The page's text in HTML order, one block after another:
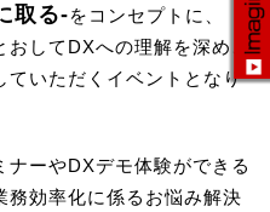
取る-をコンセプトに、
おしてDXへの理解を深め、
ていただくイベントとなり
ナーやDXデモ体験ができる
務効率化に係るお悩み解決